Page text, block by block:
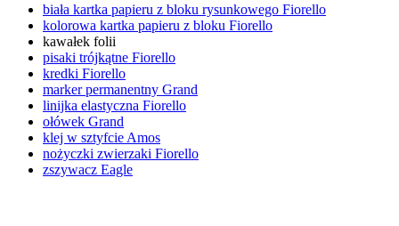
biała kartka papieru z bloku rysunkowego Fiorello
kolorowa kartka papieru z bloku Fiorello
kawałek folii
pisaki trójkątne Fiorello
kredki Fiorello
marker permanentny Grand
linijka elastyczna Fiorello
ołówek Grand
klej w sztyfcie Amos
nożyczki zwierzaki Fiorello
zszywacz Eagle